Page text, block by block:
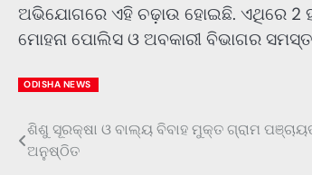
ଅଭିଯୋଗରେ ଏହି ଚଢ଼ାଉ ହୋଇଛି. ଏଥିରେ 2
ମୋହନା ପୋଲିସ ଓ ଅବକାରୀ ବିଭାଗର ସମସ୍ତ
ODISHA NEWS
Post
navigation
ଶିଶୁ ସୂରକ୍ଷା ଓ ବାଲ୍ୟ ବିବାହ ମୁକ୍ତ ଗ୍ରାମ
ଅନୁଷ୍ଠିତ